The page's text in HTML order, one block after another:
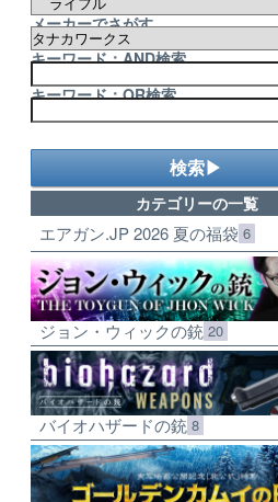
メーカーでさがす
キーワード：AND検索
キーワード：OR検索
検索▶
カテゴリーの一覧
エアガン.JP 2026 夏の福袋 6
ジョン・ウィックの銃 20
バイオハザードの銃 8